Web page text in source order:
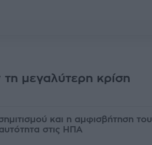
τη μεγαλύτερη κρίση
και η αμφισβήτηση του
στις ΗΠΑ